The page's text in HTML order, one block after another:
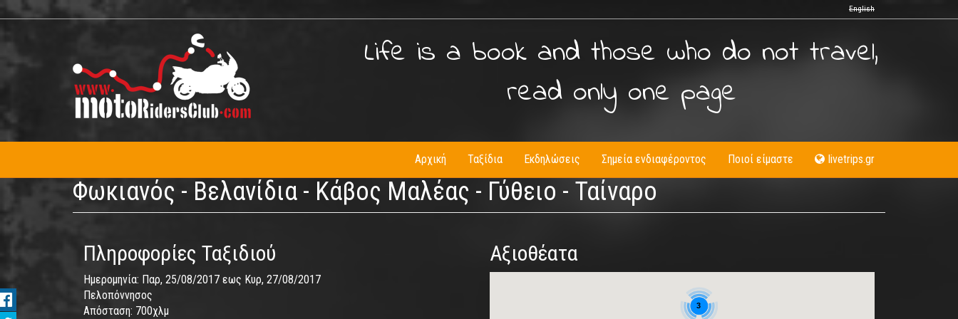
Παράκαμψη
προς
περιεχόμενο
English
Life is a book and those who do not travel,
read only one page
Αρχική Ταξίδια Εκδηλώσεις Σημεία ενδιαφέροντος Ποιοί είμαστε livetrips.gr
Φωκιανός - Βελανίδια - Κάβος Μαλέας - Γύθειο - Ταίναρο
Πληροφορίες Ταξιδιού
Ημερομηνία: Παρ, 25/08/2017 εως Κυρ, 27/08/2017
Πελοπόννησος
Απόσταση: 700χλμ
Αξιοθέατα
3